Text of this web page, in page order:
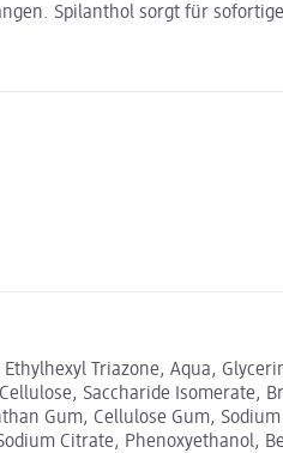
Spilanthol sorgt für
Triazone, Aqua,
Saccharide Isomerate,
Gum, Cellulose Gum,
Citrate, Phenoxyethanol,